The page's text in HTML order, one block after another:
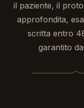
il paziente, il
approfondita,
scritta entro
garantito